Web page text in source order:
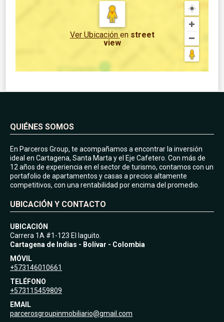
Ver Ubicación en street
view
QUIÉNES SOMOS
En Parceros Group, te acompañamos a encontrar la inversión
ideal en Cartagena, Santa Marta y el Eje Cafetero. Con más de
12 años de experiencia en el sector de turismo, contamos con un
portafolio de apartamentos y casas a precios altamente
competitivos, con una rentabilidad por encima del promedio.
UBICACIÓN Y CONTACTO
UBICACIÓN
Carrera 1A #1-123 El laguito.
Cartagena de Indias - Bolívar - Colombia
MÓVIL
+573146010661
TELÉFONO
+573115459809
EMAIL
parcerosgroupinmobiliario@gmail.com